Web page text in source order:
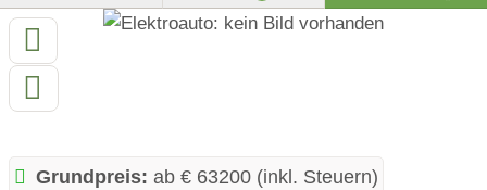
Grundpreis: ab € 63200 (inkl. Steuern)